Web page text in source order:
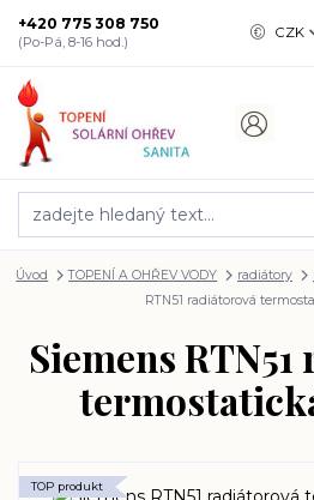
CZK
+420 775 308 750
(Po-Pá, 8-16 hod.)
Úvod TOPENÍ A OHŘEV VODY radiátory
RTN51 radiátorová
Siemens
TOP produkt